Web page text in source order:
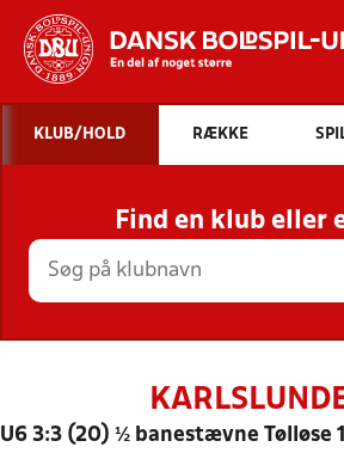
STILLINGER, RESULTATER,
HOLD
KLUB/HOLD RÆKKE
Find en klub eller
U6 3:3 (20) ½ banestævne Tølløse